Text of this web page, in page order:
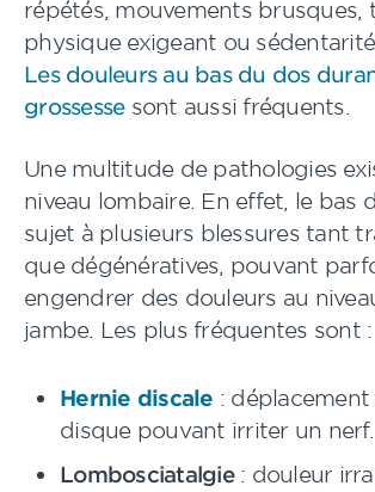
répétés, mouvements brusques,
physique exigeant ou
Les douleurs au bas du dos
grossessesont aussi fréquents.
Une multitude de pathologies
niveau lombaire. En effet, le bas
sujet à plusieurs blessures tant
que dégénératives, pouvant
engendrer des douleurs au
jambe. Les plus fréquentes sont :
Hernie discale :
disque pouvant irriter un nerf.
Lombosciatalgie: douleur